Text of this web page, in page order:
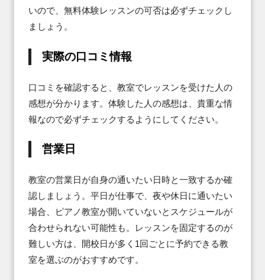
いので、無料体験レッスンの可否は必ずチェックし
ましょう。
実際の口コミ情報
口コミを確認すると、教室でレッスンを受けた人の
感想が分かります。体験した人の感想は、貴重な情
報なので必ずチェックするようにしてください。
営業日
教室の営業日が自身の通いたい日時と一致するか確
認しましょう。平日が仕事で、夜や休日に通いたい
場合、ピアノ教室が開いていないとスケジュールが
合わせられない可能性も。レッスンを固定するのが
難しい方は、開校日が多く1回ごとに予約できる教
室を選ぶのがおすすめです。